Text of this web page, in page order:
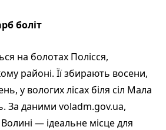
боліт
на болотах Полісся,
районі. Її збирають восени,
у вологих лісах біля сіл Мала
За даними voladm.gov.ua,
— ідеальне місце для